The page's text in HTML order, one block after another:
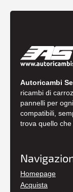
Autoricambi
ricambi di
pannelli per
compatibili,
trova quello che
Homepage
Acquista